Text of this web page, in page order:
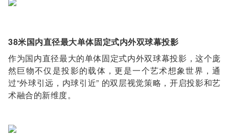
38米国内直径最大单体固定式内外双球幕投影
作为国内直径最大的单体固定式内外双球幕投影，这个庞
然巨物不仅是投影的载体，更是一个艺术想象世界，通
过“外球引远，内球引近” 的双层视觉策略，开启投影和艺
术融合的新维度。